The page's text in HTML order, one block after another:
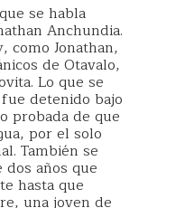
se habla
Anchundia.
como Jonathan,
de Otavalo,
Lo que se
detenido bajo
probada de que
por el solo
También se
años que
hasta que
una joven de